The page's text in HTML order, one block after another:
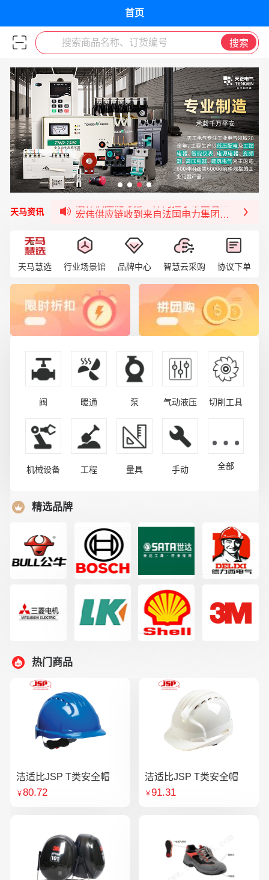
首页
搜索商品名称、订货编号 搜索
天马资讯
签约喜讯 | 宏伟与中铝集团成功签约！
福清核电—WD-40产品交流会圆满结束
宏伟天马与网易严选达成品牌合作
天马慧选 行业场景馆 品牌中心 智慧云采购 协议下单
阀 暖通 泵 气动液压 切削工具
机械设备 工程 量具 手动 全部
精选品牌
热门商品
洁适比JSP T类安全帽
￥80.72
洁适比JSP T类安全帽
￥91.31